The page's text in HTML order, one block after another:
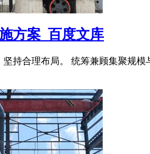
方案_百度文库
持合理布局。 统筹兼顾集聚规